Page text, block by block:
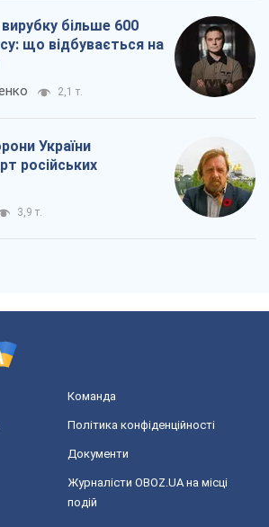
більше 600
що відбувається на
2,1 т.
України
російських
3,9 т.
Команда
Політика конфіденційності
Документи
Журналісти OBOZ.UA на місці
подій